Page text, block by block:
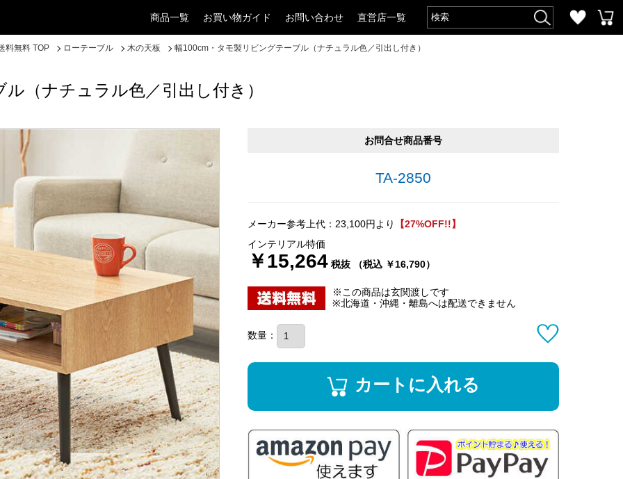
商品一覧 お買い物ガイド お問い合わせ 直営店一覧
料無料 TOP ローテーブル 木の天板 幅100cm・タモ製リビングテーブル（ナチュラル色／引出し付き）
（ナチュラル色／引出し付き）
お問合せ商品番号
TA-2850
メーカー参考上代：23,100円より
【27%OFF!!】
インテリアル特価
￥15,264 税抜 （税込 ￥16,790）
※この商品は玄関渡しです
※北海道・沖縄・離島へは配送できません
数量：
カートに入れる